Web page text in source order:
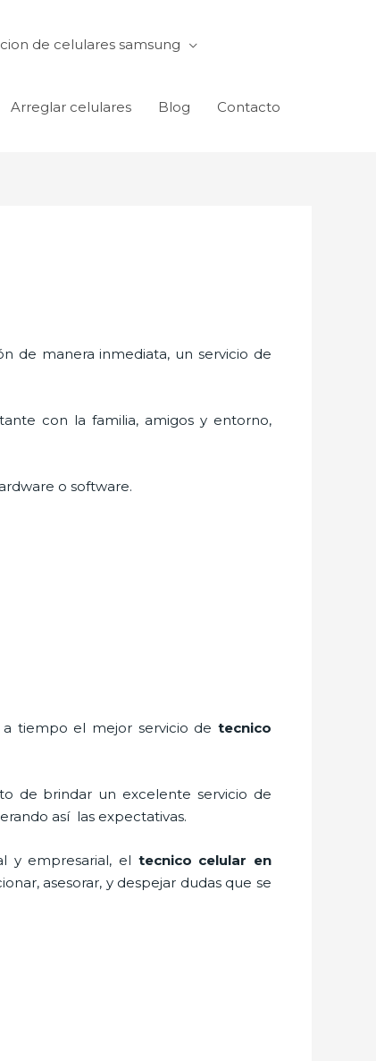
de celulares samsung
Arreglar celulares Blog Contacto
de manera inmediata, un servicio de
con la familia, amigos y entorno,
o software.
tiempo el mejor servicio de tecnico
de brindar un excelente servicio de
así las expectativas.
y empresarial, el tecnico celular en
asesorar, y despejar dudas que se